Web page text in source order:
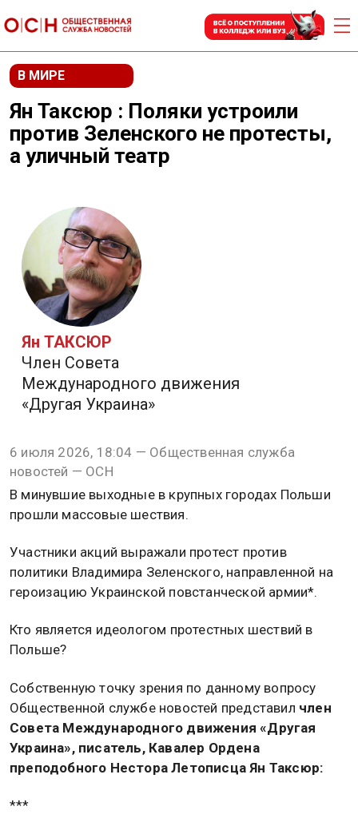
В МИРЕ
Ян Таксюр : Поляки устроили
против Зеленского не протесты,
а уличный театр
Ян ТАКСЮР
Член Совета
Международного движения
«Другая Украина»
6 июля 2026, 18:04 — Общественная служба
новостей — ОСН
В минувшие выходные в крупных городах Польши
прошли массовые шествия.
Участники акций выражали протест против
политики Владимира Зеленского, направленной на
героизацию Украинской повстанческой армии*.
Кто является идеологом протестных шествий в
Польше?
Собственную точку зрения по данному вопросу
Общественной службе новостей представил член
Совета Международного движения «Другая
Украина», писатель, Кавалер Ордена
преподобного Нестора Летописца Ян Таксюр:
***